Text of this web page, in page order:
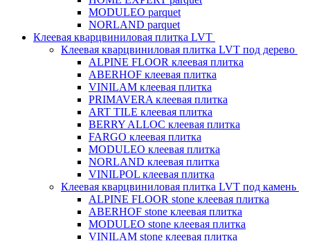
MODULEO parquet
NORLAND parquet
Клеевая кварцвиниловая плитка LVT
Клеевая кварцвиниловая плитка LVT под дерево
ALPINE FLOOR клеевая плитка
ABERHOF клеевая плитка
VINILAM клеевая плитка
PRIMAVERA клеевая плитка
ART TILE клеевая плитка
BERRY ALLOC клеевая плитка
FARGO клеевая плитка
MODULEO клеевая плитка
NORLAND клеевая плитка
VINILPOL клеевая плитка
Клеевая кварцвиниловая плитка LVT под камень
ALPINE FLOOR stone клеевая плитка
ABERHOF stone клеевая плитка
MODULEO stone клеевая плитка
VINILAM stone клеевая плитка